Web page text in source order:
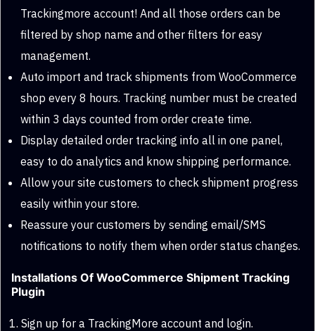
Trackingmore account! And all those orders can be
filtered by shop name and other filters for easy
management.
Auto import and track shipments from WooCommerce
shop every 8 hours. Tracking number must be created
within 3 days counted from order create time.
Display detailed order tracking info all in one panel,
easy to do analytics and know shipping performance.
Allow your site customers to check shipment progress
easily within your store.
Reassure your customers by sending email/SMS
notifications to notify them when order status changes.
Installations Of WooCommerce Shipment Tracking
Plugin
Sign up for a TrackingMore account and login.